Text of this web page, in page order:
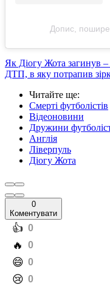
Допис,
Як Діогу Жота загинув –
ДТП, в яку потрапив
Читайте ще:
Смерті футболістів
Відеоновини
Дружини
Англія
Ліверпуль
Діогу Жота
0
Коментувати
️👍 0
️🔥 0
️😄 0
️😢 0